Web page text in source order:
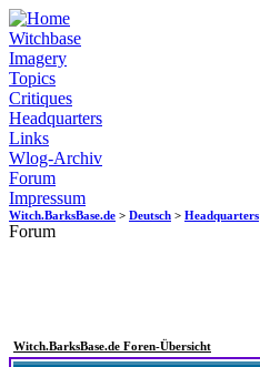
Witchbase
Imagery
Topics
Critiques
Headquarters
Links
Wlog-Archiv
Forum
Impressum
Witch.BarksBase.de > Deutsch > Headquarters
Forum
Witch.BarksBase.de Foren-Übersicht